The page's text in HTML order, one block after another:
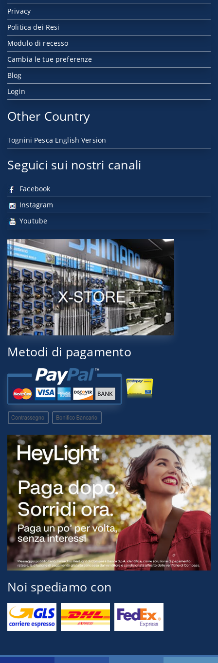
Privacy
Politica dei Resi
Modulo di recesso
Cambia le tue preferenze
Blog
Login
Other Country
Tognini Pesca English Version
Seguici sui nostri canali
Facebook
Instagram
Youtube
Metodi di pagamento
Noi spediamo con